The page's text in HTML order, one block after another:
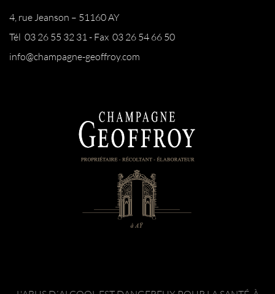
4, rue Jeanson – 51160 AY
Tél 03 26 55 32 31 - Fax 03 26 54 66 50
info@champagne-geoffroy.com